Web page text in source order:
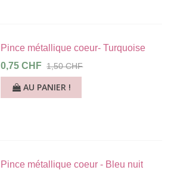
Pince métallique coeur- Turquoise
0,75 CHF 1,50 CHF
AU PANIER !
Pince métallique coeur - Bleu nuit